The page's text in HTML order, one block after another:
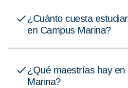
¿Cuánto cuesta
en Campus Marina?
¿Qué maestrías hay en
Marina?